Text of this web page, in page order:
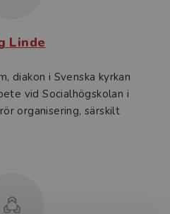
Linde
diakon i Svenska kyrkan
vid Socialhögskolan i
organisering, särskilt